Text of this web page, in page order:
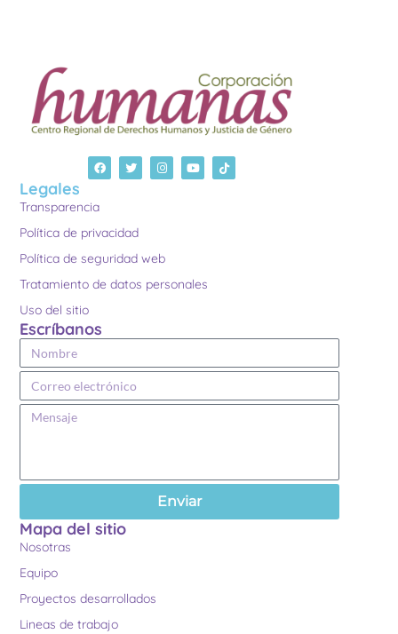
Legales
Transparencia
Política de privacidad
Política de seguridad web
Tratamiento de datos personales
Uso del sitio
Escríbanos
Enviar
Mapa del sitio
Nosotras
Equipo
Proyectos desarrollados
Lineas de trabajo